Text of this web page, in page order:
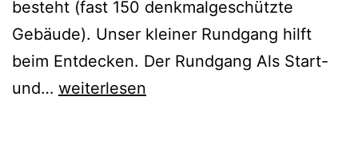
besteht (fast 150 denkmalgeschützte
Gebäude). Unser kleiner Rundgang hilft
beim Entdecken. Der Rundgang Als Start-
und… E
weiterlesen